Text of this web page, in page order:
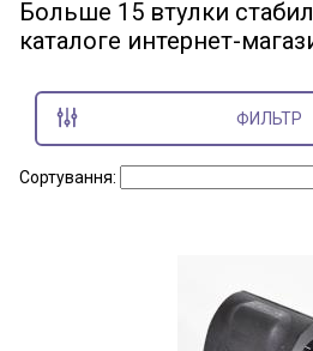
Great Wall
Hummer
Показать все
Больше 15 втулки
каталоге интернет-
ФИЛЬТР
Сортування: